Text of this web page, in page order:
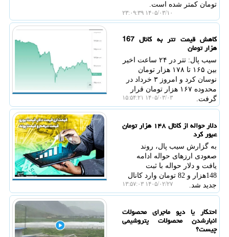
تومان کمتر شده است.
۱۴۰۵/۰۳/۱۰ ۲۳:۰۹:۳۹
کاهش قیمت تتر به کانال 167
هزار تومان
سیب پال: تتر در ۲۴ ساعت اخیر
بین ۱۶۵ تا ۱۷۸ هزار تومان
نوسان کرد و امروز ۳ خرداد در
محدوده ۱۶۷ هزار تومان قرار
گرفت.
۱۴۰۵/۰۳/۰۳ ۱۵:۵۴:۲۱
دلار حواله از کانال ۱۴۸ هزار تومان
عبور کرد
به گزارش سیب پال، روند
صعودی ارزهای حواله ادامه
یافت و دلار حواله با ثبت
148هزار و 82 تومان وارد کانال
جدید شد.
۱۴۰۵/۰۲/۲۷ ۱۳:۵۷:۰۳
احتکار یا دپو ماجرای محصولات
انبارشدن محصولات پتروشیمی
چیست؟